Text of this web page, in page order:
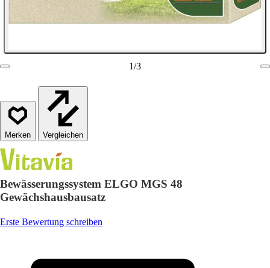
1/3
Vergleichen
Bewässerungssystem ELGO MGS 48
Gewächshausbausatz
Erste Bewertung schreiben